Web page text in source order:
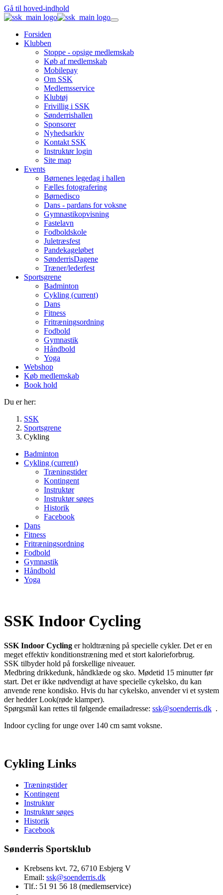
Gå til hoved-indhold
Forsiden
Klubben
Stoppe - opsige medlemskab
Køb af medlemskab
Mobilepay
Om SSK
Medlemsservice
Klubtøj
Frivillig i SSK
Sønderrishallen
Sponsorer
Nyhedsarkiv
Kontakt SSK
Instruktør login
Site map
Events
Børnenes legedag i hallen
Fælles fotografering
Børnedisco
Dans - pardans for voksne
Gymnastikopvisning
Fastelavn
Fodboldskole
Juletræsfest
Pandekageløbet
SønderrisDagene
Træner/lederfest
Sportsgrene
Badminton
Cykling (current)
Dans
Fitness
Fritræningsordning
Fodbold
Gymnastik
Håndbold
Yoga
Webshop
Køb medlemskab
Book hold
Du er her:
SSK
Sportsgrene
Cykling
Badminton
Cykling (current)
Træningstider
Kontingent
Instruktør
Instruktør søges
Historik
Facebook
Dans
Fitness
Fritræningsordning
Fodbold
Gymnastik
Håndbold
Yoga
SSK Indoor Cycling
SSK Indoor Cycling er holdtræning på specielle cykler. Det er en
meget effektiv konditionstræning med et stort kalorieforbrug.
SSK tilbyder hold på forskellige niveauer.
Medbring drikkedunk, håndklæde og sko. Mødetid 15 minutter før
start. Det er ikke nødvendigt at have specielle cykelsko, du kan
anvende rene kondisko. Hvis du har cykelsko, anvender vi et system
der hedder Look(røde klamper).
Spørgsmål kan rettes til følgende emailadresse: ssk@soenderris.dk .
Indoor cycling for unge over 140 cm samt voksne.
Cykling Links
Træningstider
Kontingent
Instruktør
Instruktør søges
Historik
Facebook
Sønderris Sportsklub
Krebsens kvt. 72, 6710 Esbjerg V
Email: ssk@soenderris.dk
Tlf.: 51 91 56 18 (medlemservice)